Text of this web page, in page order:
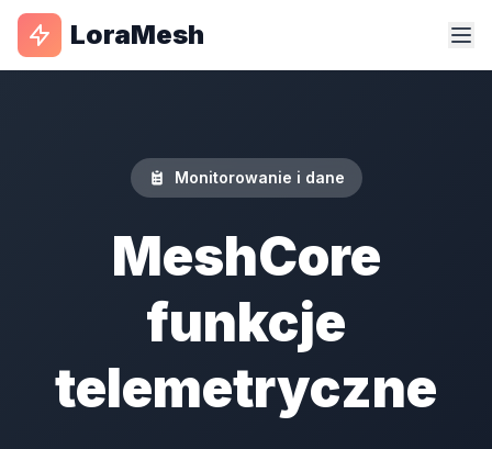
LoraMesh
Monitorowanie i dane
MeshCore
funkcje
telemetryczne